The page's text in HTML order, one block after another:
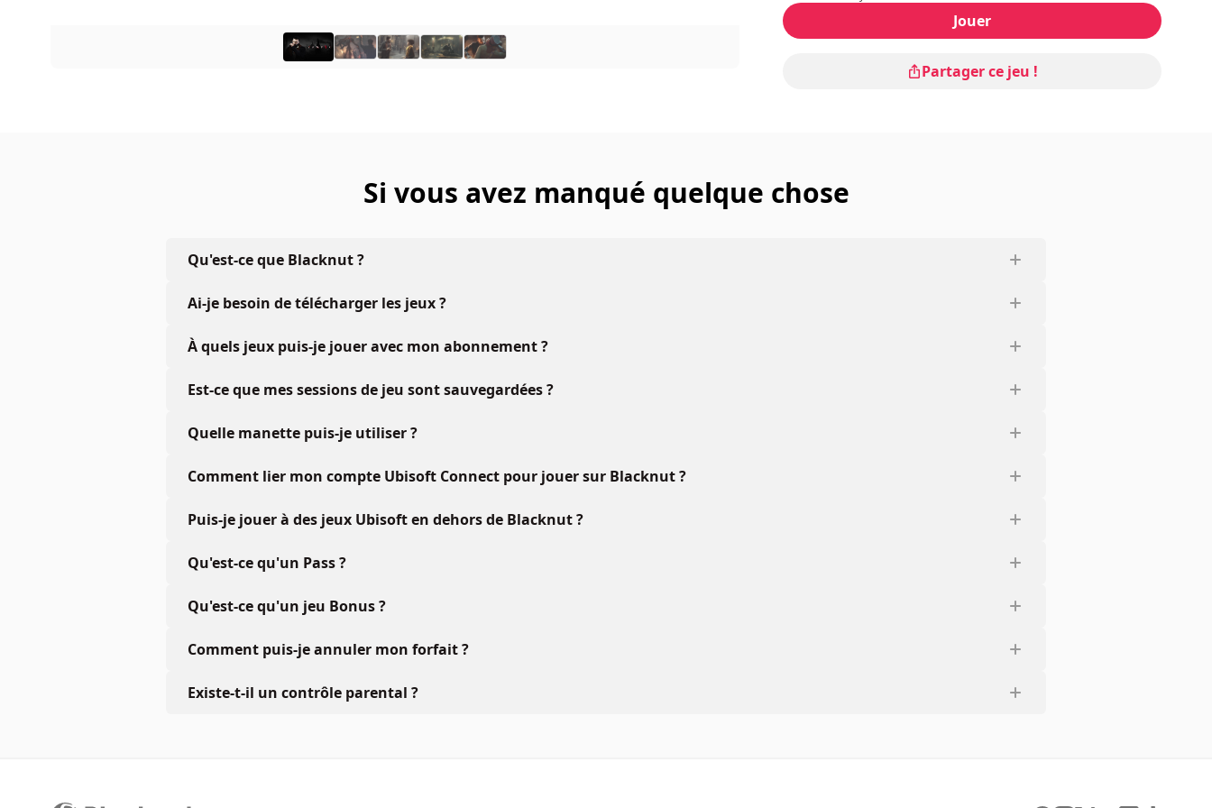
Jouer
Partager ce jeu !
Si vous avez manqué quelque chose
Qu'est-ce que Blacknut ?
Ai-je besoin de télécharger les jeux ?
À quels jeux puis-je jouer avec mon abonnement ?
Est-ce que mes sessions de jeu sont sauvegardées ?
Quelle manette puis-je utiliser ?
Comment lier mon compte Ubisoft Connect pour jouer sur Blacknut ?
Puis-je jouer à des jeux Ubisoft en dehors de Blacknut ?
Qu'est-ce qu'un Pass ?
Qu'est-ce qu'un jeu Bonus ?
Comment puis-je annuler mon forfait ?
Existe-t-il un contrôle parental ?